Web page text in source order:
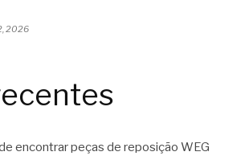
2026
encontrar peças de reposição WEG